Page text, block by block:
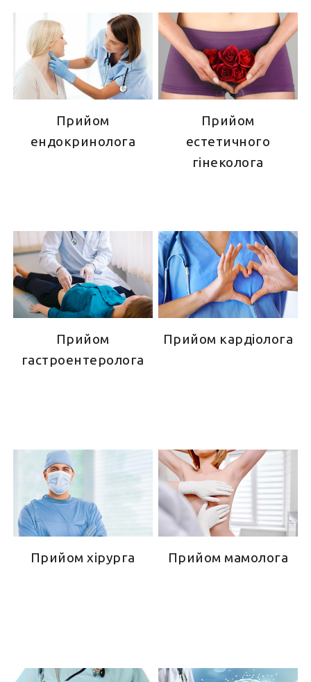
Прийом
ендокринолога
Прийом
естетичного
гінеколога
Прийом
гастроентеролога
Прийом кардіолога
Прийом хірурга Прийом мамолога